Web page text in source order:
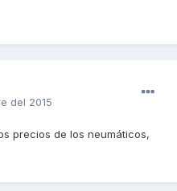
del 2015
precios de los neumáticos,